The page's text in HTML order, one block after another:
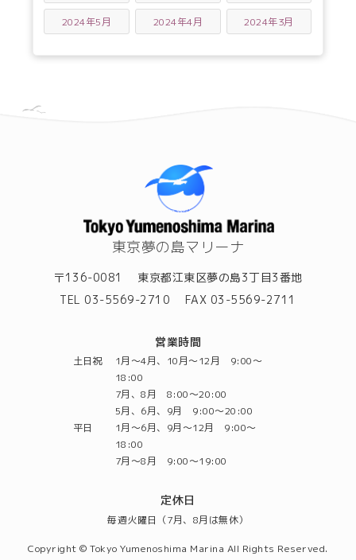
2024年5月 2024年4月 2024年3月
東京夢の島マリーナ
〒136-0081
東京都江東区夢の島3丁目3番地
TEL 03-5569-2710
FAX 03-5569-2711
営業時間
土日祝
1月～4月、10月～12月 9:00～
18:00
7月、8月 8:00～20:00
5月、6月、9月 9:00～20:00
平日
1月～6月、9月～12月 9:00～
18:00
7月～8月 9:00～19:00
定休日
毎週火曜日（7月、8月は無休）
Copyright © Tokyo Yumenoshima Marina All Rights Reserved.